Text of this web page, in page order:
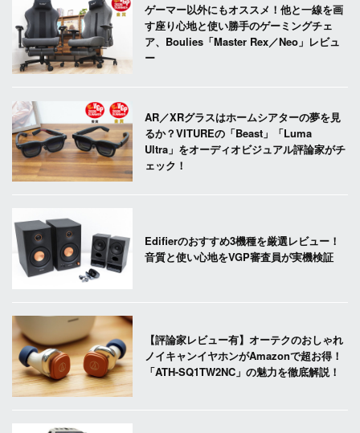
ゲーマー以外にもオススメ！他と一線を画
す座り心地と使い勝手のゲーミングチェ
ア、Boulies「Master Rex／Neo」レビュ
ー
AR／XRグラスはホームシアターの夢を見
るか？VITUREの「Beast」「Luma
Ultra」をオーディオビジュアル評論家がチ
ェック！
Edifierのおすすめ3機種を厳選レビュー！
音質と使い心地をVGP審査員が実機検証
【評論家レビュー有】オーテクのおしゃれ
ノイキャンイヤホンがAmazonで超お得！
「ATH-SQ1TW2NC」の魅力を徹底解説！